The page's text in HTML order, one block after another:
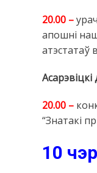
20.00 –
апошні
атэстатаў
20.00 –
“Знатакі
10